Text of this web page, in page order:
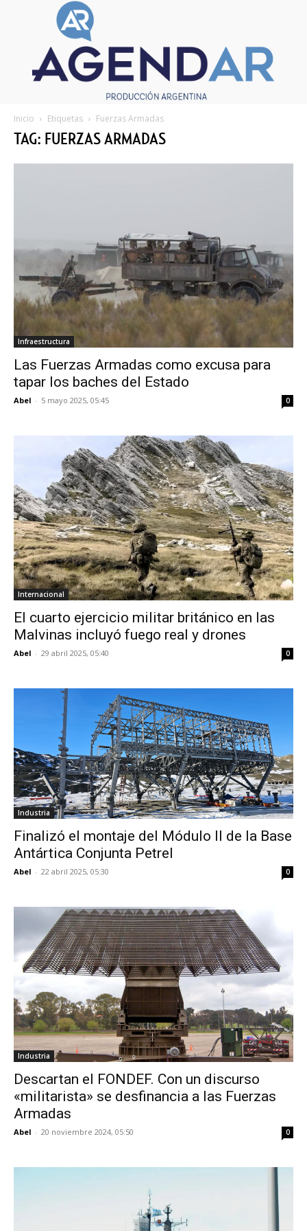
Inicio Etiquetas Fuerzas Armadas
TAG: FUERZAS ARMADAS
Infraestructura
Las Fuerzas Armadas como excusa para
tapar los baches del Estado
Abel - 5 mayo 2025, 05:45 0
Internacional
El cuarto ejercicio militar británico en las
Malvinas incluyó fuego real y drones
Abel - 29 abril 2025, 05:40 0
Industria
Finalizó el montaje del Módulo II de la Base
Antártica Conjunta Petrel
Abel - 22 abril 2025, 05:30 0
Industria
Descartan el FONDEF. Con un discurso
«militarista» se desfinancia a las Fuerzas
Armadas
Abel - 20 noviembre 2024, 05:50 0